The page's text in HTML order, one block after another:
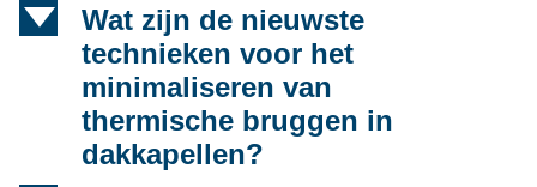
d
Wat zijn de nieuwste
technieken voor het
minimaliseren van
thermische bruggen in
dakkapellen?